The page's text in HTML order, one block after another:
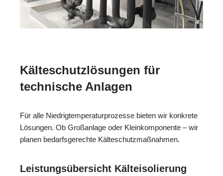
Kälteschutzlösungen für
technische Anlagen
Für alle Niedrigtemperaturprozesse bieten wir konkrete
Lösungen. Ob Großanlage oder Kleinkomponente – wir
planen bedarfsgerechte Kälteschutzmaßnahmen.
Leistungsübersicht Kälteisolierung